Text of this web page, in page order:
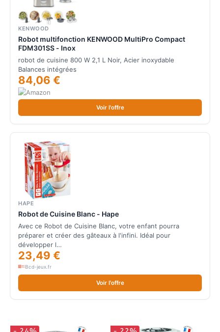
KENWOOD
Robot multifonction KENWOOD MultiPro Compact
FDM301SS - Inox
robot de cuisine 800 W 2,1 L Noir, Acier inoxydable
Balances intégrées
84,06 €
Voir l'offre
HAPE
Robot de Cuisine Blanc - Hape
Avec ce Robot de Cuisine Blanc, votre enfant pourra
préparer et créer des gâteaux à l'infini. Idéal pour
développer l…
23,49 €
Bcd-jeux.fr
Voir l'offre